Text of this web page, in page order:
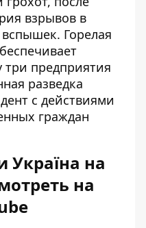
взрывов в
Горелая
три предприятия
разведка
с действиями
граждан
на
на